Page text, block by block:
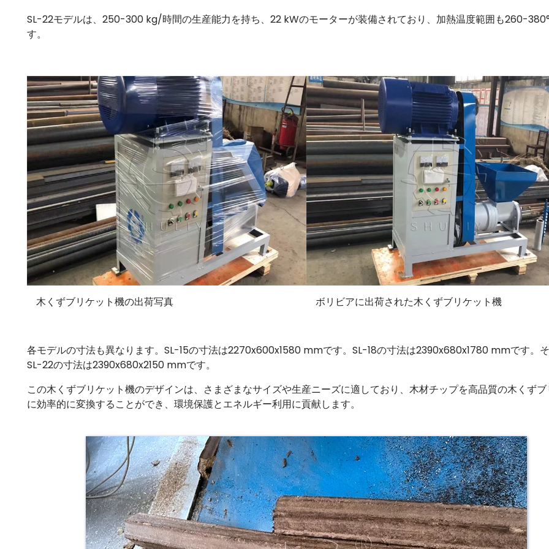
SL-22モデルは、250-300 kg/時間の生産能力を持ち、22 kWのモーターが装備されており、加熱温度範囲も260-
す。
木くずブリケット機の出荷写真 ボリビアに出荷された木くずブリケット機
各モデルの寸法も異なります。SL-15の寸法は2270x600x1580 mmです。SL-18の寸法は2390x680x1780 mmです。
SL-22の寸法は2390x680x2150 mmです。
この木くずブリケット機のデザインは、さまざまなサイズや生産ニーズに適しており、木材チップを高品質の木くず
に効率的に変換することができ、環境保護とエネルギー利用に貢献します。